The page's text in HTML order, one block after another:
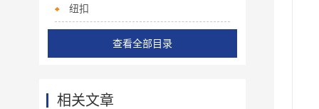
纽扣
查看全部目录
相关文章